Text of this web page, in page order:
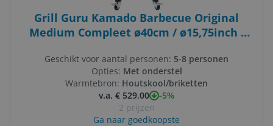
Grill Guru Kamado Barbecue Original
Medium Compleet ø40cm / ø15,75inch -
Geschikt voor aantal personen: 5-8 personen
Opties: Met onderstel
Warmtebron: Houtskool/briketten
v.a. € 529,00
-5%
2 prijzen
Ga naar goedkoopste